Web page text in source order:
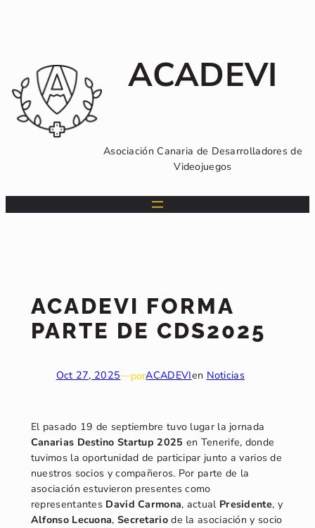
ACADEVI
Asociación Canaria de Desarrolladores de
Videojuegos
ACADEVI FORMA
PARTE DE CDS2025
Oct 27, 2025—porACADEVIen Noticias
El pasado 19 de septiembre tuvo lugar la jornada
Canarias Destino Startup 2025 en Tenerife, donde
tuvimos la oportunidad de participar junto a varios de
nuestros socios y compañeros. Por parte de la
asociación estuvieron presentes como
representantes David Carmona, actual Presidente, y
Alfonso Lecuona, Secretariode la asociación y socio